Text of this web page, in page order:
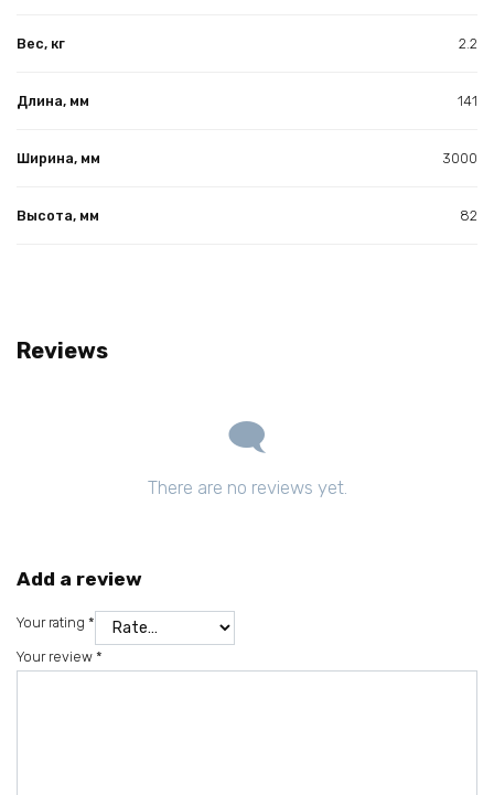
Вес, кг 2.2
Длина, мм 141
Ширина, мм 3000
Высота, мм 82
Reviews
There are no reviews yet.
Add a review
Your rating *
Your review *